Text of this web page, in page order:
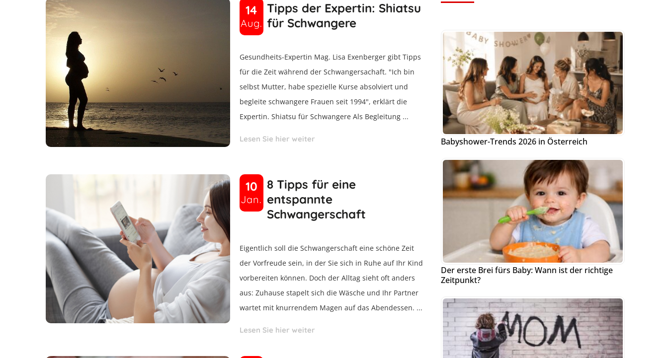
14
Aug.
Tipps der Expertin: Shiatsu
für Schwangere
Gesundheits-Expertin Mag. Lisa Exenberger gibt Tipps
für die Zeit während der Schwangersachaft. "Ich bin
selbst Mutter, habe spezielle Kurse absolviert und
begleite schwangere Frauen seit 1994", erklärt die
Expertin. Shiatsu für Schwangere Als Begleitung ...
Lesen Sie hier weiter
10
Jan.
8 Tipps für eine
entspannte
Schwangerschaft
Eigentlich soll die Schwangerschaft eine schöne Zeit
der Vorfreude sein, in der Sie sich in Ruhe auf Ihr Kind
vorbereiten können. Doch der Alltag sieht oft anders
aus: Zuhause stapelt sich die Wäsche und Ihr Partner
wartet mit knurrendem Magen auf das Abendessen. ...
Lesen Sie hier weiter
Babyshower-Trends 2026 in Österreich
Der erste Brei fürs Baby: Wann ist der richtige
Zeitpunkt?